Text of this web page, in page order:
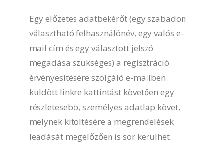
Egy előzetes adatbekérőt (egy szabadon
választható felhasználónév, egy valós e-
mail cím és egy választott jelszó
megadása szükséges) a regisztráció
érvényesítésére szolgáló e-mailben
küldött linkre kattintást követően egy
részletesebb, személyes adatlap követ,
melynek kitöltésére a megrendelések
leadását megelőzően is sor kerülhet.